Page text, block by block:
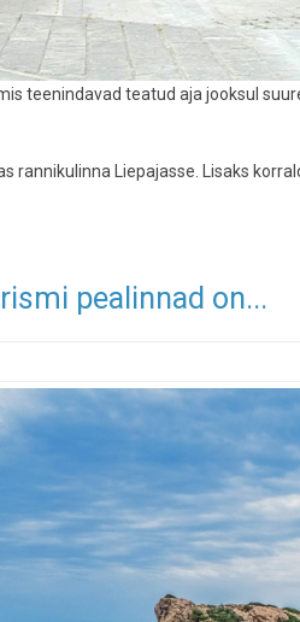
teenindavad teatud aja jooksul
rannikulinna Liepajasse. Lisaks
pealinnad on...